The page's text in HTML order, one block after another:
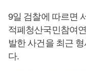
9일 검찰에 따르면
적폐청산국민참여
발한 사건을 최근
다.